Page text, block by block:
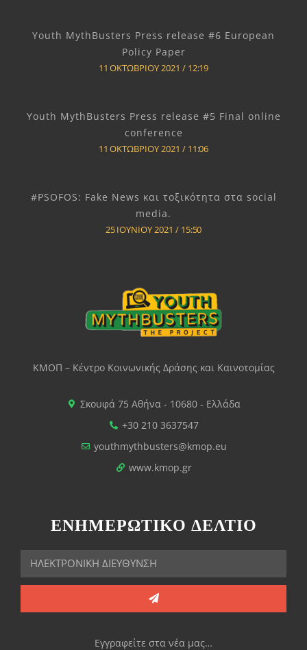
Youth MythBusters Press release #6 European
Policy Paper
11 ΟΚΤΩΒΡΊΟΥ 2021 12:19
Youth MythBusters Press release #5 Final online
conference
11 ΟΚΤΩΒΡΊΟΥ 2021 11:06
#PSOFOS: Fake News και τοξικότητα στα social
media.
25 ΙΟΥΝΊΟΥ 2021 15:50
ΚΜΟΠ – Κέντρο Κοινωνικής Δράσης και Καινοτομίας
Σκουφά 75 Αθήνα - 10680 - Ελλάδα
+30 210 3637547
youthmythbusters@kmop.eu
www.kmop.gr
ΕΝΗΜΕΡΩΤΙΚΟ ΔΕΛΤΙΟ
Εγγραφείτε στα νέα μας…